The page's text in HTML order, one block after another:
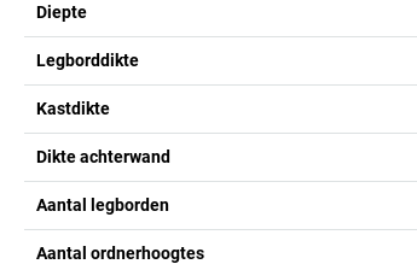
Diepte
Legborddikte
Kastdikte
Dikte achterwand
Aantal legborden
Aantal ordnerhoogtes